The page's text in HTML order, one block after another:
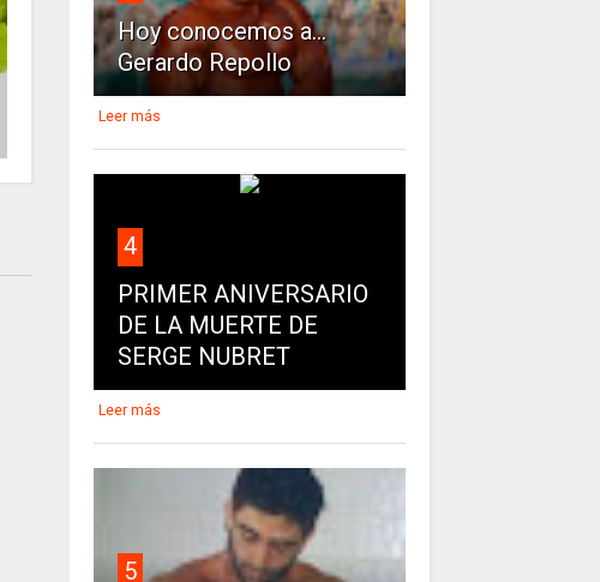
Hoy conocemos a...
Gerardo Repollo
Leer más
4
PRIMER ANIVERSARIO
DE LA MUERTE DE
SERGE NUBRET
Leer más
5